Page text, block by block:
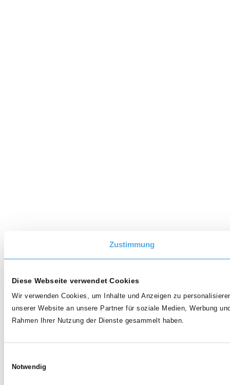
Zustimmung
Diese Webseite verwendet Cookies
Wir verwenden Cookies, um Inhalte und Anzeigen zu
unserer Website an unsere Partner für soziale Medien, Werbung
Rahmen Ihrer Nutzung der Dienste gesammelt haben.
Notwendig